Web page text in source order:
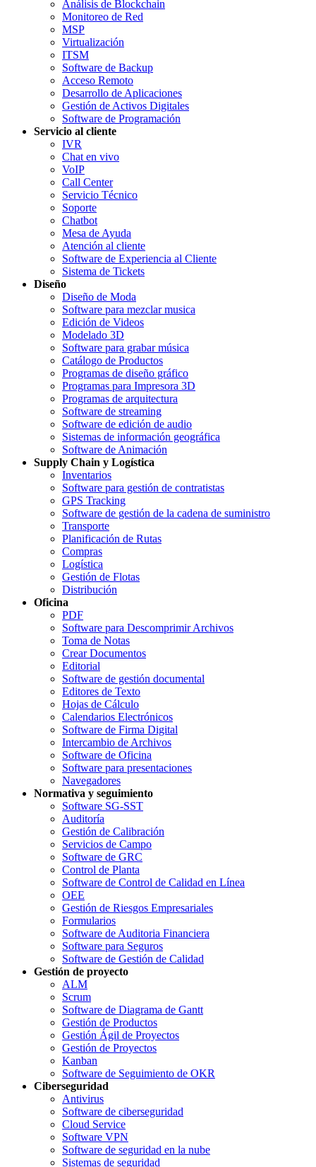
Análisis de Blockchain
Monitoreo de Red
MSP
Virtualización
ITSM
Software de Backup
Acceso Remoto
Desarrollo de Aplicaciones
Gestión de Activos Digitales
Software de Programación
Servicio al cliente
IVR
Chat en vivo
VoIP
Call Center
Servicio Técnico
Soporte
Chatbot
Mesa de Ayuda
Atención al cliente
Software de Experiencia al Cliente
Sistema de Tickets
Diseño
Diseño de Moda
Software para mezclar musica
Edición de Videos
Modelado 3D
Software para grabar música
Catálogo de Productos
Programas de diseño gráfico
Programas para Impresora 3D
Programas de arquitectura
Software de streaming
Software de edición de audio
Sistemas de información geográfica
Software de Animación
Supply Chain y Logística
Inventarios
Software para gestión de contratistas
GPS Tracking
Software de gestión de la cadena de suministro
Transporte
Planificación de Rutas
Compras
Logística
Gestión de Flotas
Distribución
Oficina
PDF
Software para Descomprimir Archivos
Toma de Notas
Crear Documentos
Editorial
Software de gestión documental
Editores de Texto
Hojas de Cálculo
Calendarios Electrónicos
Software de Firma Digital
Intercambio de Archivos
Software de Oficina
Software para presentaciones
Navegadores
Normativa y seguimiento
Software SG-SST
Auditoría
Gestión de Calibración
Servicios de Campo
Software de GRC
Control de Planta
Software de Control de Calidad en Línea
OEE
Gestión de Riesgos Empresariales
Formularios
Software de Auditoria Financiera
Software para Seguros
Software de Gestión de Calidad
Gestión de proyecto
ALM
Scrum
Software de Diagrama de Gantt
Gestión de Productos
Gestión Ágil de Proyectos
Gestión de Proyectos
Kanban
Software de Seguimiento de OKR
Ciberseguridad
Antivirus
Software de ciberseguridad
Cloud Service
Software VPN
Software de seguridad en la nube
Sistemas de seguridad